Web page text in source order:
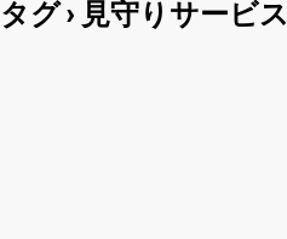
タグ › 見守りサービス